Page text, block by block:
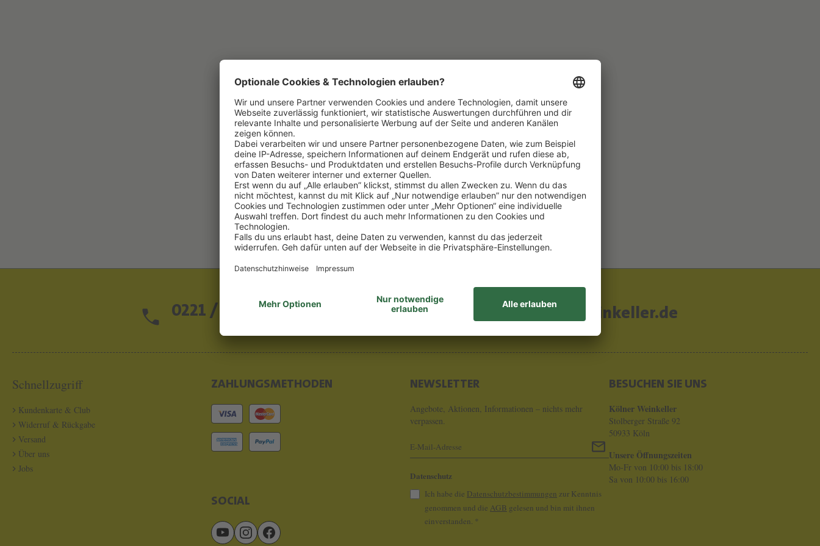
0221 / 13 97 28 - 0 info@koelner-weinkeller.de
Schnellzugriff
Kundenkarte & Club
Widerruf & Rückgabe
Versand
Über uns
Jobs
ZAHLUNGSMETHODEN
SOCIAL
NEWSLETTER
Angebote, Aktionen, Informationen – nichts mehr
verpassen.
Datenschutz
Ich habe die Datenschutzbestimmungen zur Kenntnis
genommen und die AGB gelesen und bin mit ihnen
einverstanden. *
BESUCHEN SIE UNS
Kölner Weinkeller
Stolberger Straße 92
50933 Köln
Unsere Öffnungszeiten
Mo-Fr von 10:00 bis 18:00
Sa von 10:00 bis 16:00